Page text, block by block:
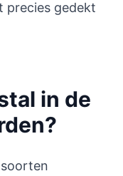
precies gedekt
in de